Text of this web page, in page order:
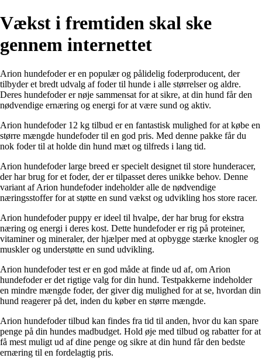
Vækst i fremtiden skal ske
gennem internettet
Arion hundefoder er en populær og pålidelig foderproducent, der
tilbyder et bredt udvalg af foder til hunde i alle størrelser og aldre.
Deres hundefoder er nøje sammensat for at sikre, at din hund får den
nødvendige ernæring og energi for at være sund og aktiv.
Arion hundefoder 12 kg tilbud er en fantastisk mulighed for at købe en
større mængde hundefoder til en god pris. Med denne pakke får du
nok foder til at holde din hund mæt og tilfreds i lang tid.
Arion hundefoder large breed er specielt designet til store hunderacer,
der har brug for et foder, der er tilpasset deres unikke behov. Denne
variant af Arion hundefoder indeholder alle de nødvendige
næringsstoffer for at støtte en sund vækst og udvikling hos store racer.
Arion hundefoder puppy er ideel til hvalpe, der har brug for ekstra
næring og energi i deres kost. Dette hundefoder er rig på proteiner,
vitaminer og mineraler, der hjælper med at opbygge stærke knogler og
muskler og understøtte en sund udvikling.
Arion hundefoder test er en god måde at finde ud af, om Arion
hundefoder er det rigtige valg for din hund. Testpakkerne indeholder
en mindre mængde foder, der giver dig mulighed for at se, hvordan din
hund reagerer på det, inden du køber en større mængde.
Arion hundefoder tilbud kan findes fra tid til anden, hvor du kan spare
penge på din hundes madbudget. Hold øje med tilbud og rabatter for at
få mest muligt ud af dine penge og sikre at din hund får den bedste
ernæring til en fordelagtig pris.